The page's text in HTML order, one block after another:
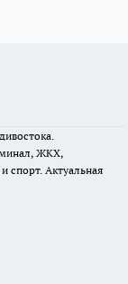
ЖКХ,
спорт. Актуальная